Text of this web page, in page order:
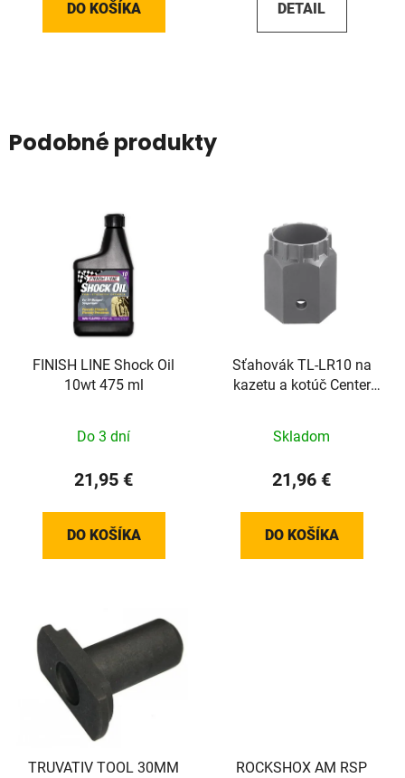
DO KOŠÍKA DETAIL
Podobné produkty
FINISH LINE Shock Oil
10wt 475 ml
Do 3 dní
21,95 €
DO KOŠÍKA
Sťahovák TL-LR10 na
kazetu a kotúč Center
Skladom
21,96 €
DO KOŠÍKA
TRUVATIV TOOL 30MM
ROCKSHOX AM RSP